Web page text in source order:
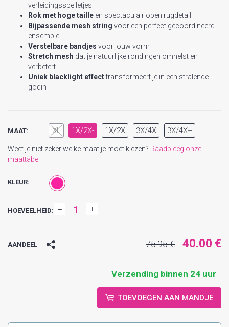
verleidingsspelletjes
Rok met hoge taille en spectaculair open rugdetail
Bijpassende mesh string voor een perfect gecoördineerd
ensemble
Verstelbare bandjes voor jouw vorm
Stretch mesh dat je natuurlijke rondingen omhelst en
verbetert
Uniek blacklight effecttransformeert je in een stralende
godin
MAAT: XL 1X/2X- 1X/2X 3X/4X 3X/4X+
Weet je niet zeker welke maat je moet kiezen? Raadpleeg onze
maattabel
KLEUR:
HOEVEELHEID:
AANDEEL 75.95 € 40.00 €
Verzending binnen 24 uur
TOEVOEGEN AAN MANDJE